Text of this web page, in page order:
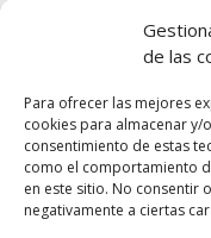
de las
Para ofrecer las mejores
cookies para almacenar y/
consentimiento de estas
como el comportamiento
en este sitio. No consentir
negativamente a ciertas
No te pierdas…